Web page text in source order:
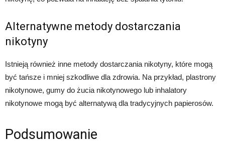
Alternatywne metody dostarczania
nikotyny
Istnieją również inne metody dostarczania nikotyny, które mogą
być tańsze i mniej szkodliwe dla zdrowia. Na przykład, plastrony
nikotynowe, gumy do żucia nikotynowego lub inhalatory
nikotynowe mogą być alternatywą dla tradycyjnych papierosów.
Podsumowanie